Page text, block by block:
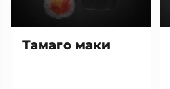
Тамаго маки